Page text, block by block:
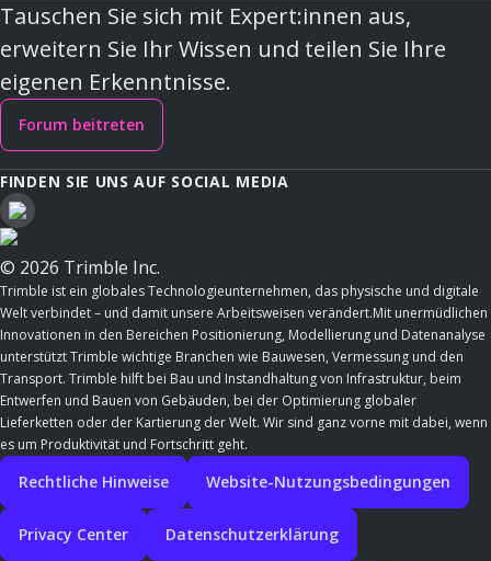
Tauschen Sie sich mit Expert:innen aus,
erweitern Sie Ihr Wissen und teilen Sie Ihre
eigenen Erkenntnisse.
Forum beitreten
FINDEN SIE UNS AUF SOCIAL MEDIA
© 2026 Trimble Inc.
Trimble ist ein globales Technologieunternehmen, das physische und digitale
Welt verbindet – und damit unsere Arbeitsweisen verändert.Mit unermüdlichen
Innovationen in den Bereichen Positionierung, Modellierung und Datenanalyse
unterstützt Trimble wichtige Branchen wie Bauwesen, Vermessung und den
Transport. Trimble hilft bei Bau und Instandhaltung von Infrastruktur, beim
Entwerfen und Bauen von Gebäuden, bei der Optimierung globaler
Lieferketten oder der Kartierung der Welt. Wir sind ganz vorne mit dabei, wenn
es um Produktivität und Fortschritt geht.
Rechtliche Hinweise Website-Nutzungsbedingungen
Privacy Center Datenschutzerklärung